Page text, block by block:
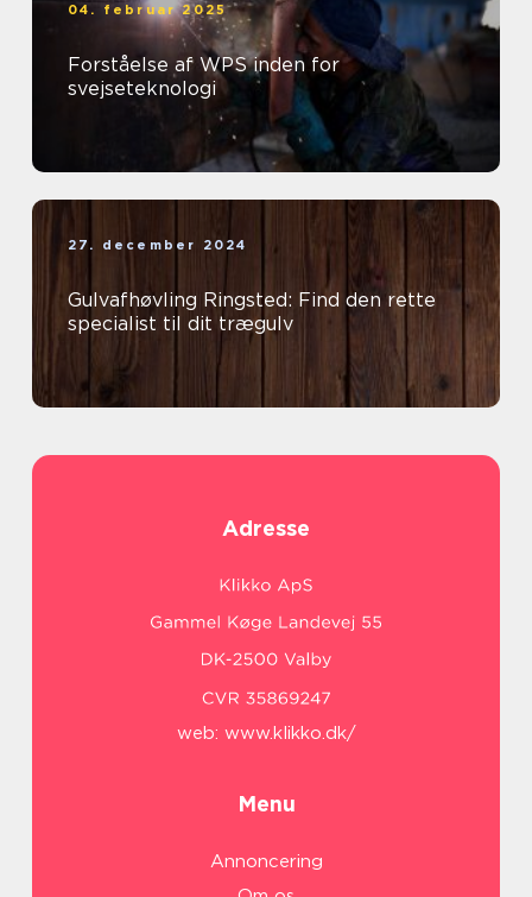
04. februar 2025
Forståelse af WPS inden for
svejseteknologi
27. december 2024
Gulvafhøvling Ringsted: Find den rette
specialist til dit trægulv
Adresse
web: www.klikko.dk/
Menu
Annoncering